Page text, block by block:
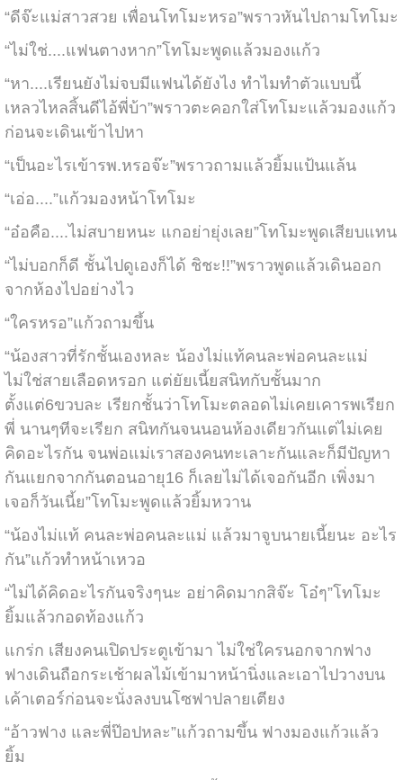
“ดีจ๊ะแม่สาวสวย เพื่อนโทโมะหรอ”พราวหันไปถามโทโมะ
“ไม่ใช่....แฟนตางหาก”โทโมะพูดแล้วมองแก้ว
“หา....เรียนยังไม่จบมีแฟนได้ยังไง ทำไมทำตัวแบบนี้
เหลวไหลสิ้นดีไอ้พี่บ้า”พราวตะคอกใส่โทโมะแล้วมองแก้ว
ก่อนจะเดินเข้าไปหา
“เป็นอะไรเข้ารพ.หรอจ๊ะ”พราวถามแล้วยิ้มแป้นแล้น
“เอ่อ....”แก้วมองหน้าโทโมะ
“อ๋อคือ....ไม่สบายหนะ แกอย่ายุ่งเลย”โทโมะพูดเสียบแทน
“ไม่บอกก็ดี ชั้นไปดูเองก็ได้ ชิชะ!!”พราวพูดแล้วเดินออก
จากห้องไปอย่างไว
“ใครหรอ”แก้วถามขึ้น
“น้องสาวที่รักชั้นเองหละ น้องไม่แท้คนละพ่อคนละแม่
ไม่ใช่สายเลือดหรอก แต่ยัยเนี้ยสนิทกับชั้นมาก
ตั้งแต่6ขวบละ เรียกชั้นว่าโทโมะตลอดไม่เคยเคารพเรียก
พี่ นานๆทีจะเรียก สนิทกันจนนอนห้องเดียวกันแต่ไม่เคย
คิดอะไรกัน จนพ่อแม่เราสองคนทะเลาะกันและก็มีปัญหา
กันแยกจากกันตอนอายุ16 ก็เลยไม่ได้เจอกันอีก เพิ่งมา
เจอก็วันเนี้ย”โทโมะพูดแล้วยิ้มหวาน
“น้องไม่แท้ คนละพ่อคนละแม่ แล้วมาจูบนายเนี้ยนะ อะไร
กัน”แก้วทำหน้าเหวอ
“ไม่ได้คิดอะไรกันจริงๆนะ อย่าคิดมากสิจ๊ะ โอ๋ๆ”โทโมะ
ยิ้มแล้วกอดท้องแก้ว
แกร่ก เสียงคนเปิดประตูเข้ามา ไม่ใช่ใครนอกจากฟาง
ฟางเดินถือกระเช้าผลไม้เข้ามาหน้านิ่งและเอาไปวางบน
เค้าเตอร์ก่อนจะนั่งลงบนโซฟาปลายเตียง
“อ้าวฟาง และพี่ป๊อปหละ”แก้วถามขึ้น ฟางมองแก้วแล้ว
ยิ้ม